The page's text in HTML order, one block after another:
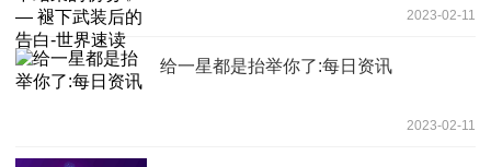
2023-02-11
给一星都是抬举你了:每日资讯
2023-02-11